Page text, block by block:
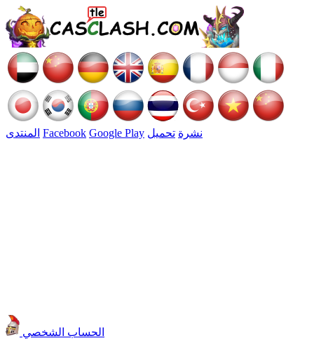
المنتدى Facebook Google Play نشرة تحميل
الحساب الشخصي